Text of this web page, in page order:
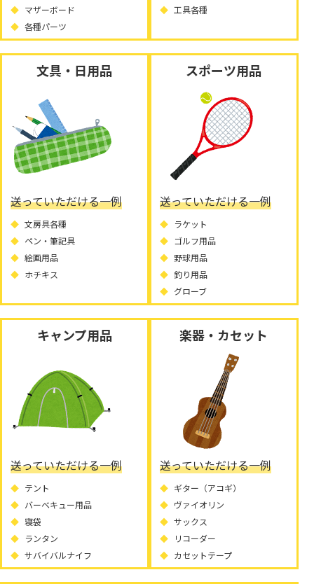
マザーボード
各種パーツ
工具各種
文具・日用品
送っていただける一例
文房具各種
ペン・筆記具
絵画用品
ホチキス
スポーツ用品
送っていただける一例
ラケット
ゴルフ用品
野球用品
釣り用品
グローブ
キャンプ用品
送っていただける一例
テント
バーベキュー用品
寝袋
ランタン
サバイバルナイフ
楽器・カセット
送っていただける一例
ギター（アコギ）
ヴァイオリン
サックス
リコーダー
カセットテープ